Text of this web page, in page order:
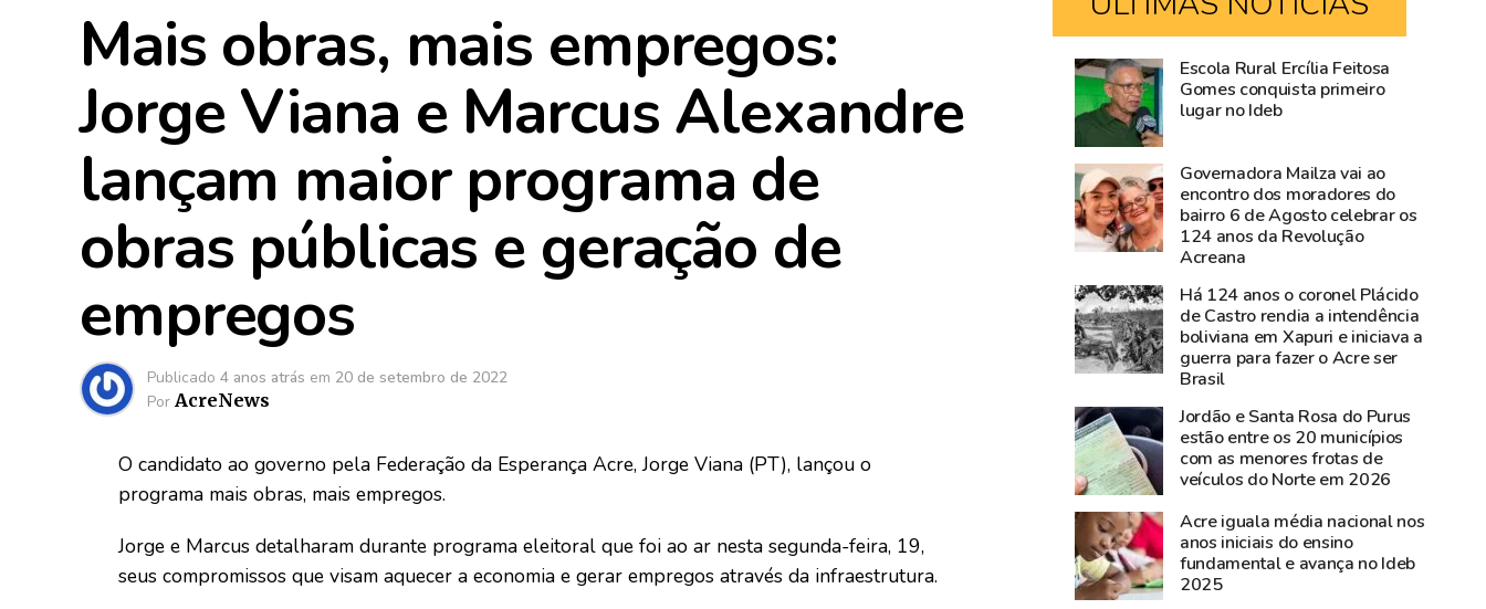
Mais obras, mais empregos:
Jorge Viana e Marcus Alexandre
lançam maior programa de
obras públicas e geração de
empregos
Publicado 4 anos atrás em 20 de setembro de 2022
Por AcreNews
O candidato ao governo pela Federação da Esperança Acre, Jorge Viana (PT), lançou o
programa mais obras, mais empregos.
Jorge e Marcus detalharam durante programa eleitoral que foi ao ar nesta segunda-feira, 19,
seus compromissos que visam aquecer a economia e gerar empregos através da infraestrutura.
Após
articulação
do
Estado,
documentos
históricos
de
de
Castro
são
resgatados
em
São
Gabriel,
no
Rio
Grande
do
Sul
Casamento
coletivo
será
realizado
nesta
sexta-
feira,
Expoacre
Escola Rural Ercília Feitosa
Gomes conquista primeiro
lugar no Ideb
Governadora Mailza vai ao
encontro dos moradores do
bairro 6 de Agosto celebrar os
124 anos da Revolução
Acreana
Há 124 anos o coronel Plácido
de Castro rendia a intendência
boliviana em Xapuri e iniciava a
guerra para fazer o Acre ser
Brasil
Jordão e Santa Rosa do Purus
estão entre os 20 municípios
com as menores frotas de
veículos do Norte em 2026
Acre iguala média nacional nos
anos iniciais do ensino
fundamental e avança no Ideb
2025